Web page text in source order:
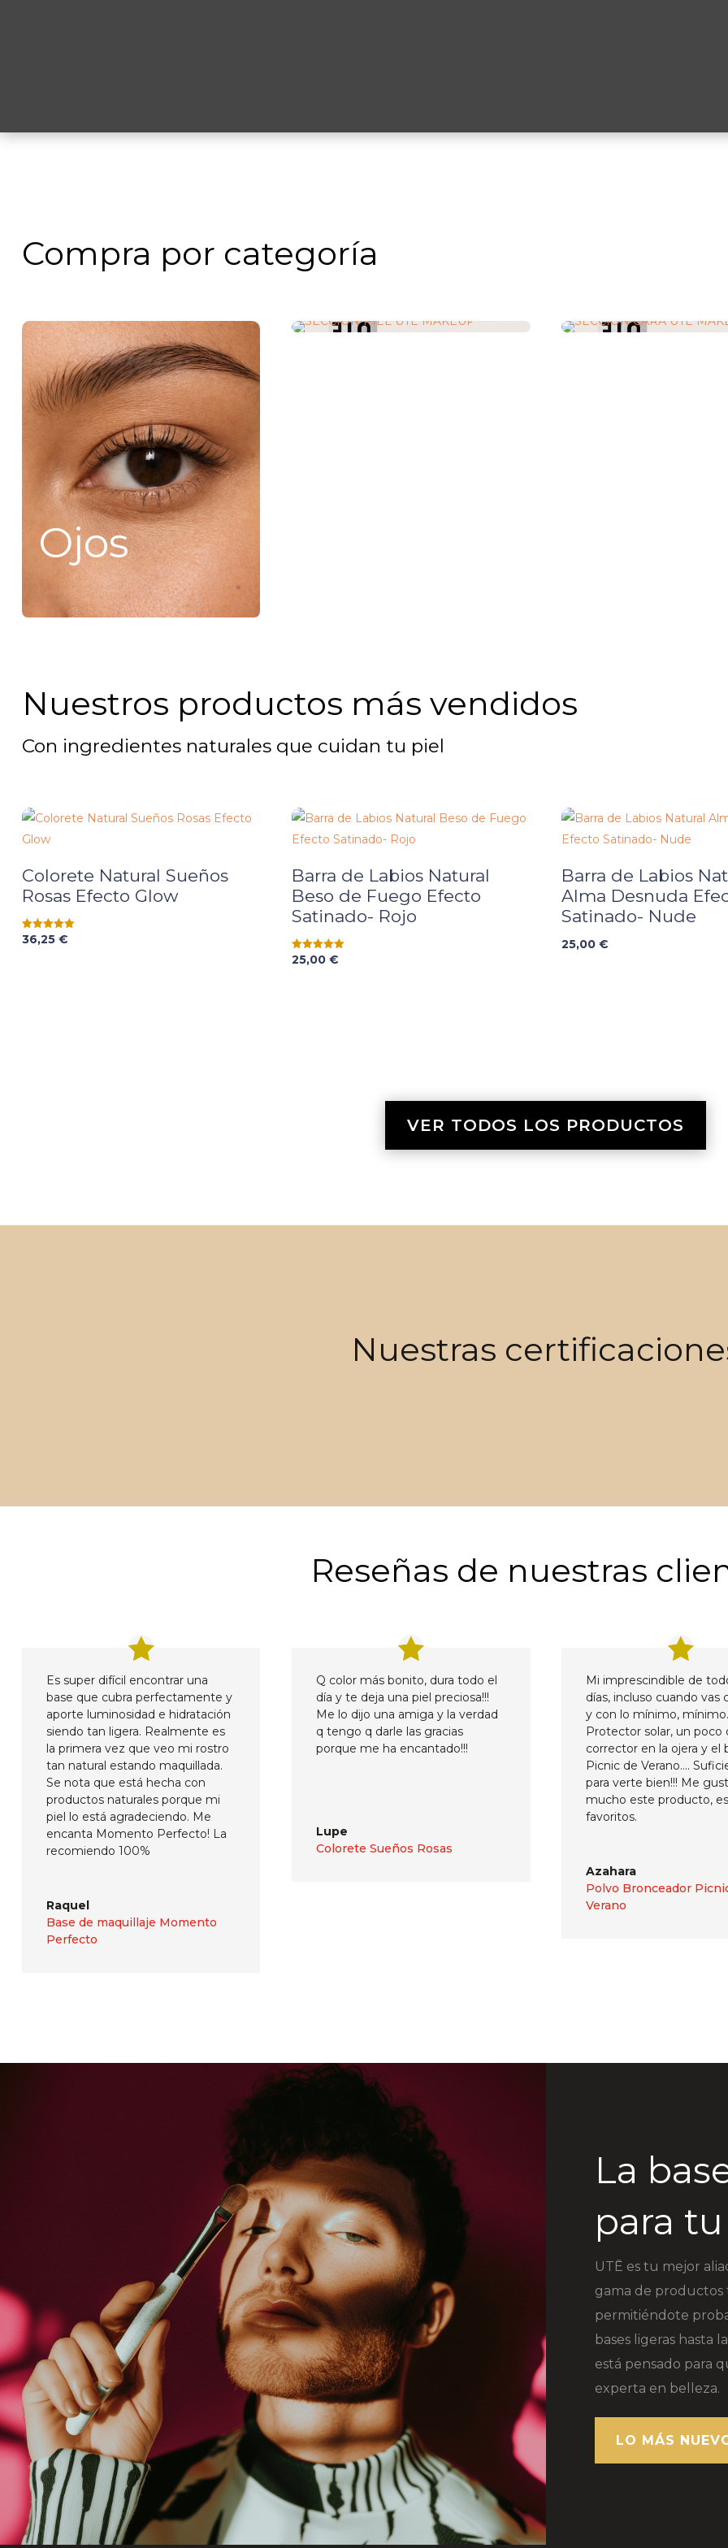
Compra por categoría
Ojos
Piel
Nuestros productos más vendidos
Con ingredientes naturales que cuidan tu piel
Colorete Natural Sueños
Rosas Efecto Glow
Valorado
36,25 €
Barra de Labios Natural
Beso de Fuego Efecto
Satinado- Rojo
Valorado
25,00€
Barra de Labios
Alma Desnuda
Satinado- Nude
25,00€
VER TODOS LOS PRODUCTOS
Nuestras
Reseñas de nuestras
Es super difícil encontrar una
base que cubra perfectamente y
aporte luminosidad e hidratación
siendo tan ligera. Realmente es
la primera vez que veo mi rostro
tan natural estando maquillada.
Se nota que está hecha con
productos naturales porque mi
piel lo está agradeciendo. Me
encanta Momento Perfecto! La
recomiendo 100%
Raquel
Base de maquillaje Momento
Perfecto
Q color más bonito, dura todo el
día y te deja una piel preciosa!!!
Me lo dijo una amiga y la verdad
q tengo q darle las gracias
porque me ha encantado!!!
Lupe
Colorete Sueños Rosas
Mi imprescindible de
días, incluso cuando vas
y con lo mínimo,
Protector solar, un poco
corrector en la ojera y el
Picnic de Verano….
para verte bien!!! Me
mucho este producto,
favoritos.
Azahara
Polvo Bronceador
Verano
La
para
UTĒ es tu mejor
gama de productos
permitiéndote
bases ligeras hasta
está pensado para
experta en belleza.
LO MÁS